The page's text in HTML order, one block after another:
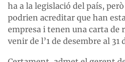
ha a la legislació del país,
podrien acreditar que han
empresa i tenen una carta de
venir de l’1 de desembre al 31